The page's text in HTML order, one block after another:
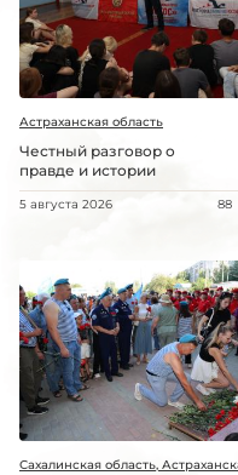
Астраханская область
Честный разговор о
правде и истории
5 августа 2026 88
Сахалинская область,